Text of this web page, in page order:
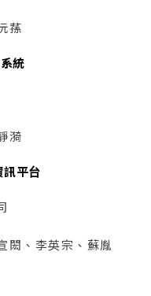
蓀
統
漪
訊平台
閎、李英宗、蘇胤